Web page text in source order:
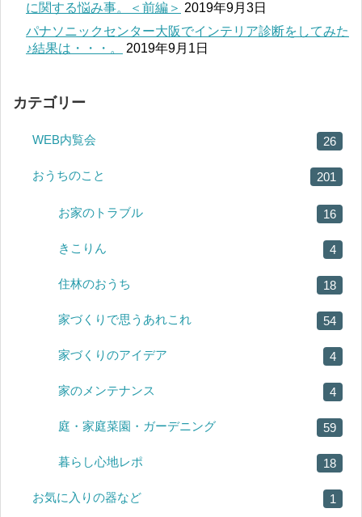
に関する悩み事。＜前編＞ 2019年9月3日
パナソニックセンター大阪でインテリア診断をしてみた
♪結果は・・・。
2019年9月1日
カテゴリー
WEB内覧会 26
おうちのこと 201
お家のトラブル 16
きこりん 4
住林のおうち 18
家づくりで思うあれこれ 54
家づくりのアイデア 4
家のメンテナンス 4
庭・家庭菜園・ガーデニング 59
暮らし心地レポ 18
お気に入りの器など 1